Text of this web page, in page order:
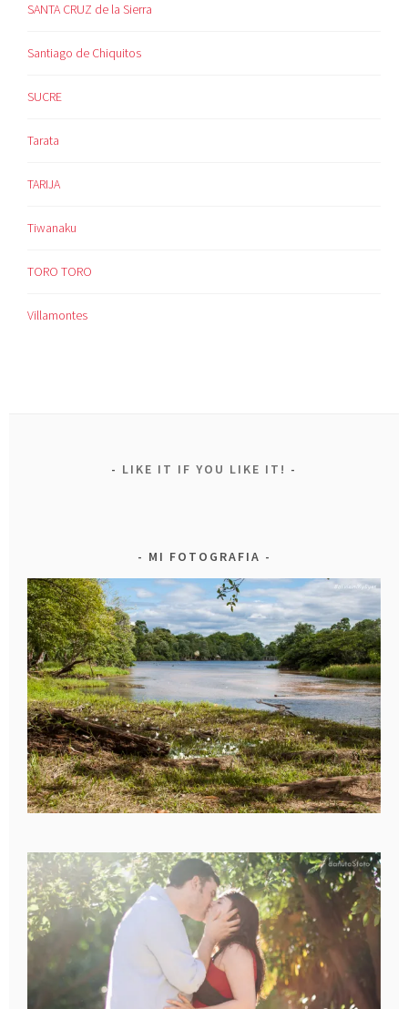
SANTA CRUZ de la Sierra
Santiago de Chiquitos
SUCRE
Tarata
TARIJA
Tiwanaku
TORO TORO
Villamontes
LIKE IT IF YOU LIKE IT!
MI FOTOGRAFIA